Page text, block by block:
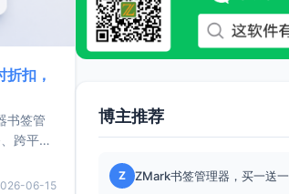
扣，
书签管
跨平
，它还
06-15
博主推荐
Z ZMark书签管理器，买一送一